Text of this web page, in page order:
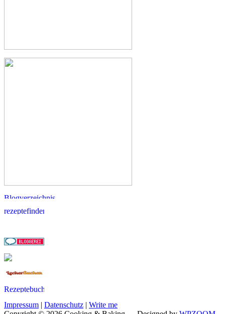
Impressum | Datenschutz | Write me